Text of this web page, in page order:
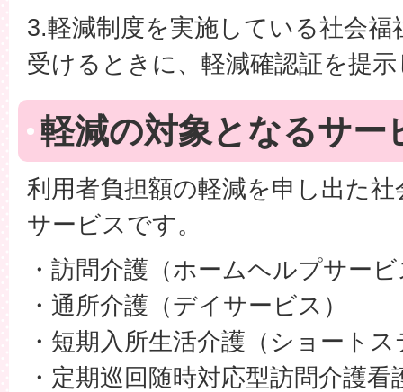
3.軽減制度を実施している社会
受けるときに、軽減確認証を提
軽減の対象となるサー
利用者負担額の軽減を申し出た
サービスです。
・訪問介護（ホームヘルプサー
・通所介護（デイサービス）
・短期入所生活介護（ショート
・定期巡回随時対応型訪問介護看